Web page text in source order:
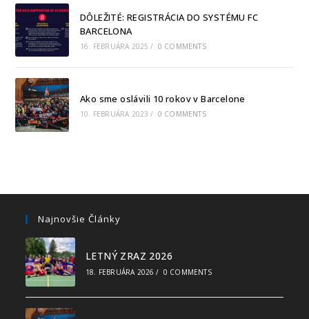
DÔLEŽITÉ: REGISTRÁCIA DO SYSTÉMU FC
BARCELONA
16. FEBRUÁRA 2025 / 0 COMMENTS
Ako sme oslávili 10 rokov v Barcelone
10. FEBRUÁRA 2023 / 0 COMMENTS
Najnovšie Články
LETNÝ ZRAZ 2026
18. FEBRUÁRA 2026 / 0 COMMENTS